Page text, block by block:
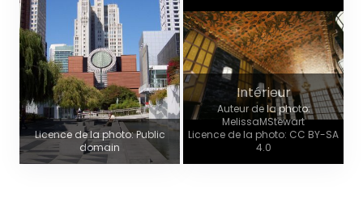
Licence de la photo: Public
domain
Intérieur
Auteur de la photo:
MelissaMStewart
Licence de la photo: CC BY-SA
4.0